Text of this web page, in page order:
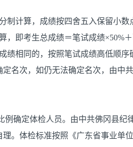
制计算，成绩按四舍五入保留小数
，即考生总成绩＝笔试成绩×50%
绩相同的，按照笔试成绩高低顺
名次，如仍无法确定名次，由中
例确定体检人员。由中共佛冈县纪
。体检标准按照《广东省事业单